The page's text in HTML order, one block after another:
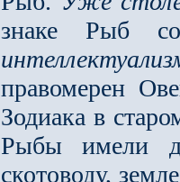
знаке Рыб
правомерен
Зодиака в
Рыбы име­ли
скотоводу,